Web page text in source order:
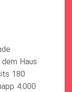
Haus
180
4.000